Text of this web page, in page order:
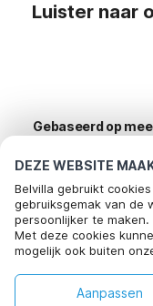
DEZE WEBSITE
Belvilla gebruikt
gebruiksgemak van de
persoonlijker te maken.
Met deze cookies
mogelijk ook buiten
social media.
Door op "accepteren"
Aanpassen
Luister naar
Gebaseerd op
Meest
vakantie
Top steden met top
Kindvriendelijke
Top steden met top